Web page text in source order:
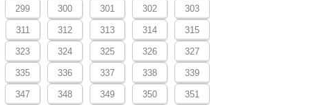
299 300 301 302 303
311 312 313 314 315
323 324 325 326 327
335 336 337 338 339
347 348 349 350 351